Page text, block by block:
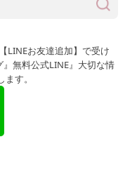
LINEお友達追加】で受け
無料公式LINE』大切な情
す。